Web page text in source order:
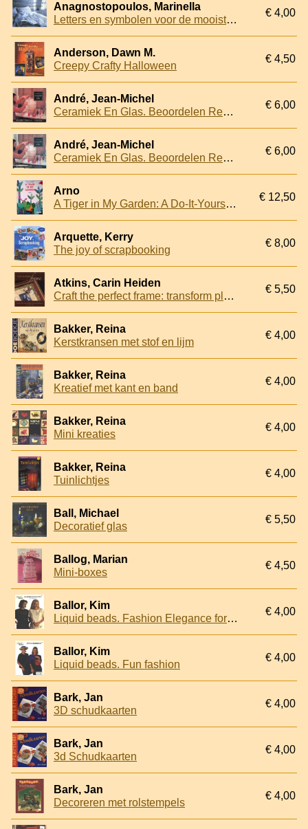
Anagnostopoulos, Marinella
Letters en symbolen voor de mooiste interieurdecoraties.
€ 4,00
Anderson, Dawn M.
Creepy Crafty Halloween
€ 4,50
André, Jean-Michel
Ceramiek En Glas. Beoordelen Restaureren Conserveren
€ 6,00
André, Jean-Michel
Ceramiek En Glas. Beoordelen Restaureren Conserveren
€ 6,00
Arno
A Tiger in My Garden: A Do-It-Yourself Pop-Up Book
€ 12,50
Arquette, Kerry
The joy of scrapbooking
€ 8,00
Atkins, Carin Heiden
Craft the perfect frame: transform plain frames with papers, paints, and embellishments
€ 5,50
Bakker, Reina
Kerstkransen met stof en lijm
€ 4,00
Bakker, Reina
Kreatief met kant en band
€ 4,00
Bakker, Reina
Mini kreaties
€ 4,00
Bakker, Reina
Tuinlichtjes
€ 4,00
Ball, Michael
Decoratief glas
€ 5,50
Ballog, Marian
Mini-boxes
€ 4,50
Ballor, Kim
Liquid beads. Fashion Elegance for beginners
€ 4,00
Ballor, Kim
Liquid beads. Fun fashion
€ 4,00
Bark, Jan
3D schudkaarten
€ 4,00
Bark, Jan
3d Schudkaarten
€ 4,00
Bark, Jan
Decoreren met rolstempels
€ 4,00